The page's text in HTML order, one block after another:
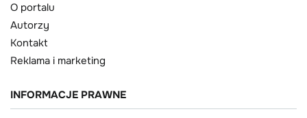
O portalu
Autorzy
Kontakt
Reklama i marketing
INFORMACJE PRAWNE